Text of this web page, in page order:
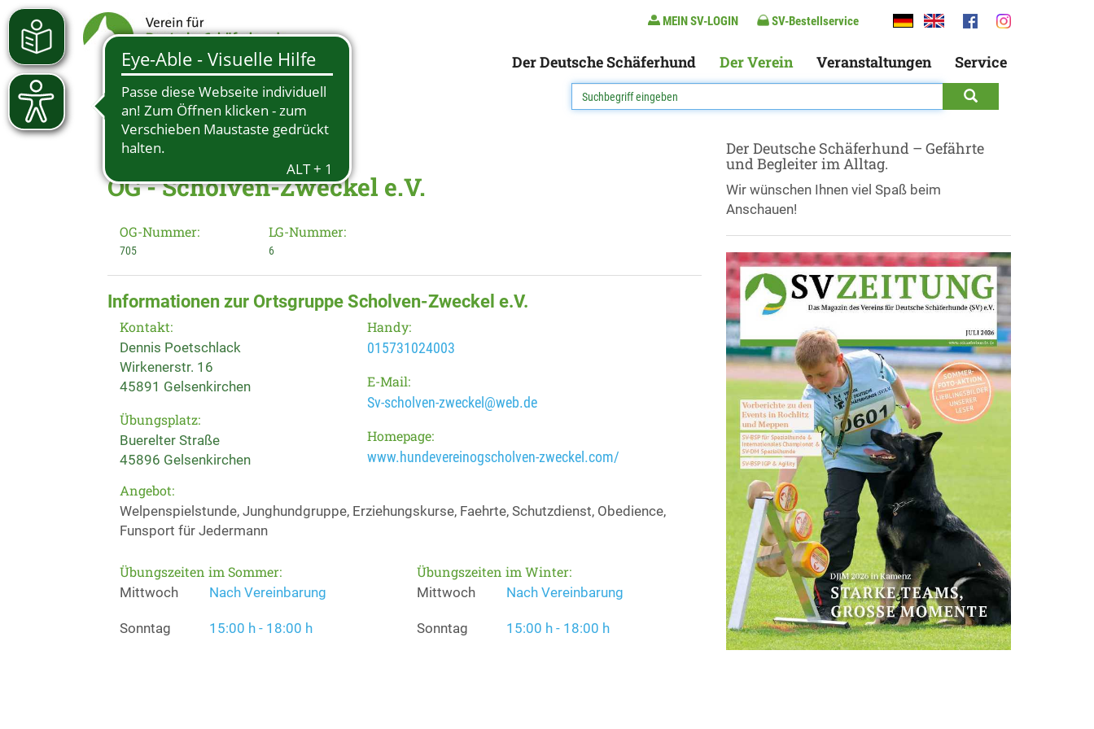
MEIN SV-LOGIN SV-Bestellservice
Der Deutsche Schäferhund Der Verein Veranstaltungen Service
OG - Scholven-Zweckel e.V.
OG-Nummer:
705
LG-Nummer:
6
Informationen zur Ortsgruppe Scholven-Zweckel e.V.
Kontakt:
Dennis Poetschlack
Wirkenerstr. 16
45891 Gelsenkirchen
Übungsplatz:
Buerelter Straße
45896 Gelsenkirchen
Handy:
015731024003
E-Mail:
Sv-scholven-zweckel@web.de
Homepage:
www.hundevereinogscholven-zweckel.com/
Angebot:
Welpenspielstunde, Junghundgruppe, Erziehungskurse, Faehrte, Schutzdienst, Obedience,
Funsport für Jedermann
Übungszeiten im Sommer:
Mittwoch Nach Vereinbarung
Sonntag 15:00 h - 18:00 h
Übungszeiten im Winter:
Mittwoch Nach Vereinbarung
Sonntag 15:00 h - 18:00 h
Der Deutsche Schäferhund – Gefährte
und Begleiter im Alltag.
Wir wünschen Ihnen viel Spaß beim
Anschauen!